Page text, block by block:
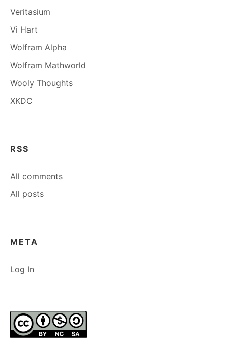
Veritasium
Vi Hart
Wolfram Alpha
Wolfram Mathworld
Wooly Thoughts
XKDC
RSS
All comments
All posts
META
Log In